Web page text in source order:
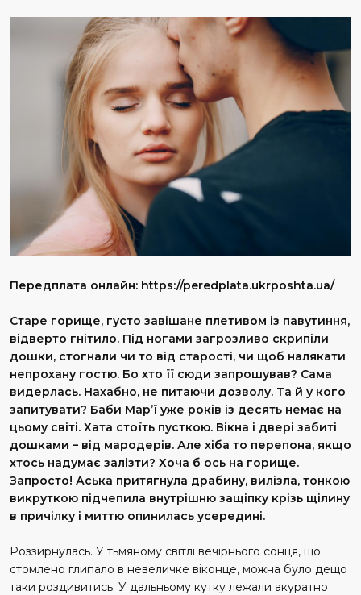
Передплата онлайн: https://peredplata.ukrposhta.ua/
Старе горище, густо завішане плетивом із павутиння,
відверто гнітило. Під ногами загрозливо скрипіли
дошки, стогнали чи то від старості, чи щоб налякати
непрохану гостю. Бо хто її сюди запрошував? Сама
видерлась. Нахабно, не питаючи дозволу. Та й у кого
запитувати? Баби Мар’ї уже років із десять немає на
цьому світі. Хата стоїть пусткою. Вікна і двері забиті
дошками – від мародерів. Але хіба то перепона, якщо
хтось надумає залізти? Хоча б ось на горище.
Запросто! Аська притягнула драбину, вилізла, тонкою
викруткою підчепила внутрішню защіпку крізь щілину
в причілку і миттю опинилась усередині.
Роззирнулась. У тьмяному світлі вечірнього сонця, що
стомлено глипало в невеличке віконце, можна було дещо
таки роздивитись. У дальньому кутку лежали акуратно